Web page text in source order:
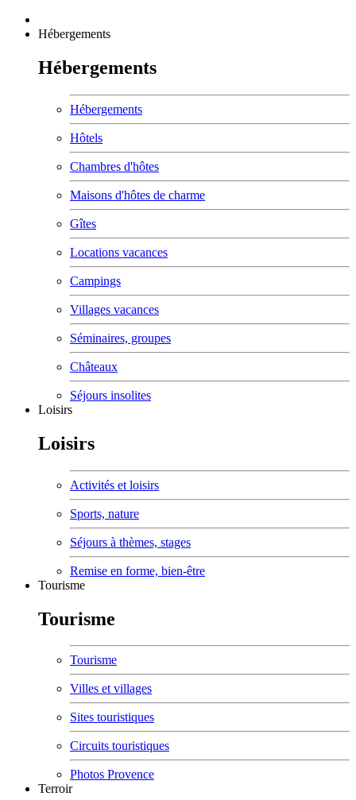
Hébergements
Hébergements
Hébergements
Hôtels
Chambres d'hôtes
Maisons d'hôtes de charme
Gîtes
Locations vacances
Campings
Villages vacances
Séminaires, groupes
Châteaux
Séjours insolites
Loisirs
Loisirs
Activités et loisirs
Sports, nature
Séjours à thèmes, stages
Remise en forme, bien-être
Tourisme
Tourisme
Tourisme
Villes et villages
Sites touristiques
Circuits touristiques
Photos Provence
Terroir